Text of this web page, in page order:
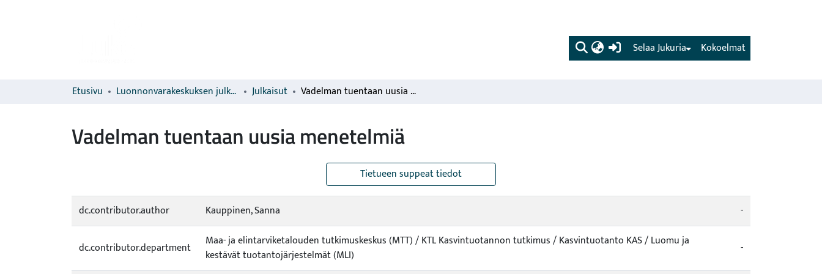
(current) Kokoelmat
Selaa Jukuria
Etusivu Luonnonvarakeskuksen julkaisut Julkaisut Vadelman tuentaan uusia menetelmiä
Vadelman tuentaan uusia menetelmiä
Tietueen suppeat tiedot
dc.contributor.author Kauppinen, Sanna -
dc.contributor.department
Maa- ja elintarviketalouden tutkimuskeskus (MTT) / KTL Kasvintuotannon tutkimus / Kasvintuotanto KAS / Luomu ja
kestävät tuotantojärjestelmät (MLI)
-